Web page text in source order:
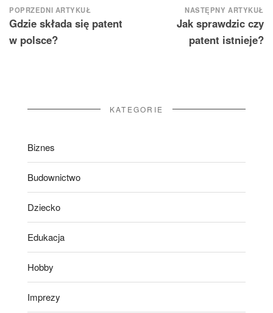
Nawigacja
wpisu
POPRZEDNI ARTYKUŁ
Gdzie składa się patent
w polsce?
NASTĘPNY ARTYKUŁ
Jak sprawdzic czy
patent istnieje?
KATEGORIE
Biznes
Budownictwo
Dziecko
Edukacja
Hobby
Imprezy